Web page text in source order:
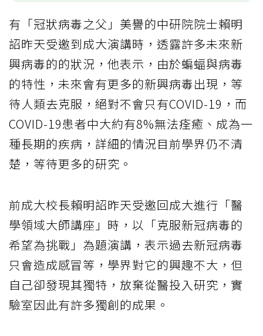
有「冠狀病毒之父」美譽的中研院院士賴明
詔昨天受邀到成大演講時，透露許多未來新
興病毒的的狀況，他表示，由於蝙蝠與病毒
的特性，未來會有更多的新興病毒出現，等
待人類去克服，絕對不會只有COVID-19，而
COVID-19患者中大約有8%無法痊癒、成為一
種長期的疾病，詳細的情況目前學界仍不清
楚，等待更多的研究。
前成大校長賴明詔昨天受邀回成大進行「醫
學領域大師講座」時，以「克服新冠病毒的
希望為挑戰」為題演講，表示過去新冠病毒
只會造成感冒等，學界對它的興趣不大，但
自己卻發現其獨特，放棄從醫投入研究，實
驗室因此有許多獨創的成果。